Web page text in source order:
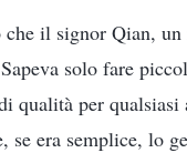
il signor Qian,
solo fare
qualità per
se era semplice, lo